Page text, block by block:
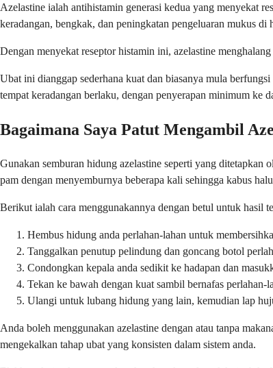
Azelastine ialah antihistamin generasi kedua yang menyekat
keradangan, bengkak, dan peningkatan pengeluaran mukus di
Dengan menyekat reseptor histamin ini, azelastine
Ubat ini dianggap sederhana kuat dan biasanya mula
tempat keradangan berlaku, dengan penyerapan minimum ke
Bagaimana Saya Patut Mengambil
Gunakan semburan hidung azelastine seperti yang ditetapkan
pam dengan menyemburnya beberapa kali sehingga kabus
Berikut ialah cara menggunakannya dengan betul untuk hasil
Hembus hidung anda perlahan-lahan untuk
Tanggalkan penutup pelindung dan goncang botol
Condongkan kepala anda sedikit ke hadapan dan
Tekan ke bawah dengan kuat sambil bernafas perlahan-
Ulangi untuk lubang hidung yang lain, kemudian lap
Anda boleh menggunakan azelastine dengan atau tanpa
mengekalkan tahap ubat yang konsisten dalam sistem anda.